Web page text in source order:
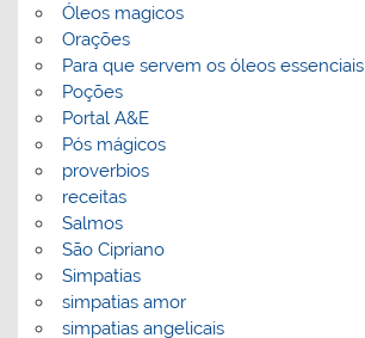
Óleos magicos
Orações
Para que servem os óleos essenciais
Poções
Portal A&E
Pós mágicos
proverbios
receitas
Salmos
São Cipriano
Simpatias
simpatias amor
simpatias angelicais